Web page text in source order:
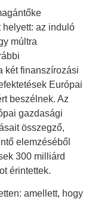
helyett: az induló
múltra
két finanszírozási
Európai
beszélnek. Az
gazdasági
összegző,
elemzéséből
300 milliárd
érintettek.
amellett, hogy